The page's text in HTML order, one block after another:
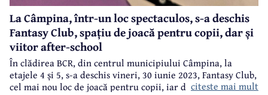
La Câmpina, într-un loc spectaculos, s-a deschis
Fantasy Club, spațiu de joacă pentru copii, dar și
viitor after-school
În clădirea BCR, din centrul municipiului Câmpina, la
etajele 4 și 5, s-a deschis vineri, 30 iunie 2023, Fantasy Club,
cel mai nou loc de joacă pentru copii, iar din septembrie,
citeste mai mult